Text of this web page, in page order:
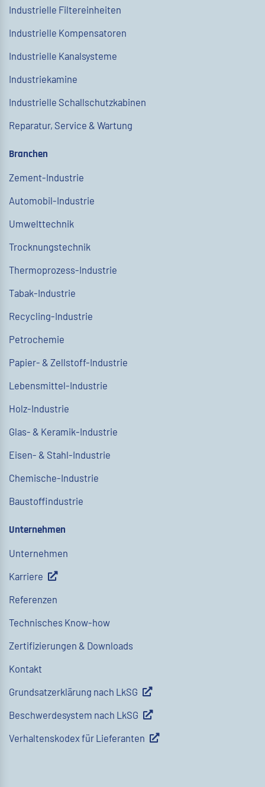
Industrielle Filtereinheiten
Industrielle Kompensatoren
Industrielle Kanalsysteme
Industriekamine
Industrielle Schallschutzkabinen
Reparatur, Service & Wartung
Branchen
Zement-Industrie
Automobil-Industrie
Umwelttechnik
Trocknungstechnik
Thermoprozess-Industrie
Tabak-Industrie
Recycling-Industrie
Petrochemie
Papier- & Zellstoff-Industrie
Lebensmittel-Industrie
Holz-Industrie
Glas- & Keramik-Industrie
Eisen- & Stahl-Industrie
Chemische-Industrie
Baustoffindustrie
Unternehmen
Unternehmen
Karriere
Referenzen
Technisches Know-how
Zertifizierungen & Downloads
Kontakt
Grundsatzerklärung nach LkSG
Beschwerdesystem nach LkSG
Verhaltenskodex für Lieferanten